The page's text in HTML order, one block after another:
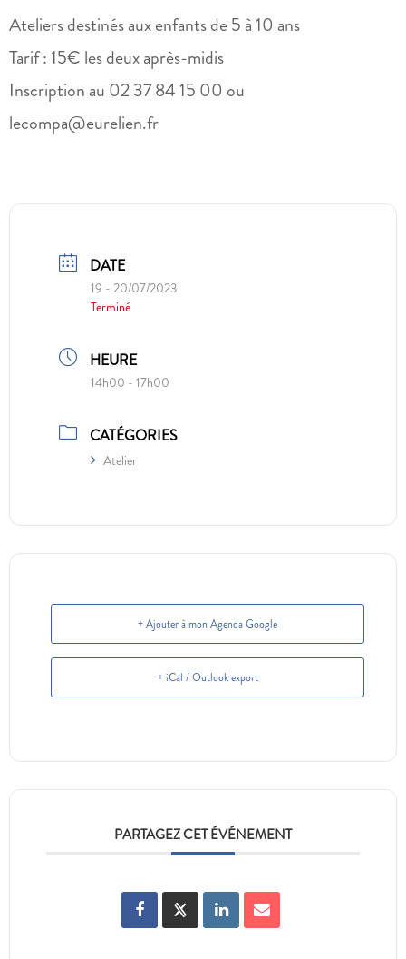
Ateliers destinés aux enfants de 5 à 10 ans
Tarif : 15€ les deux après-midis
Inscription au 02 37 84 15 00 ou
lecompa@eurelien.fr
DATE
19 - 20/07/2023
Terminé
HEURE
14h00 - 17h00
CATÉGORIES
Atelier
+ Ajouter à mon Agenda Google
+ iCal / Outlook export
PARTAGEZ CET ÉVÉNEMENT